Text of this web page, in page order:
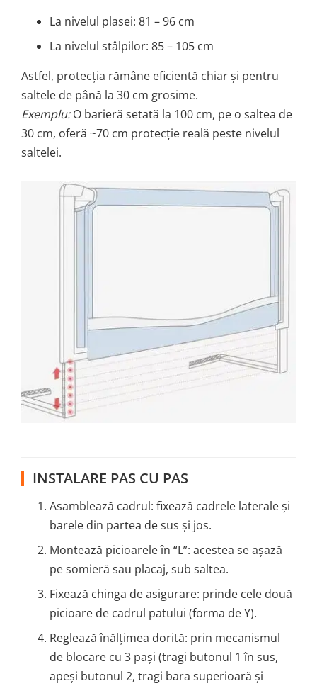
La nivelul plasei: 81 – 96 cm
La nivelul stâlpilor: 85 – 105 cm
Astfel, protecția rămâne eficientă chiar și pentru
saltele de până la 30 cm grosime.
Exemplu:O barieră setată la 100 cm, pe o saltea de
30 cm, oferă ~70 cm protecție reală peste nivelul
saltelei.
INSTALARE PAS CU PAS
Asamblează cadrul: fixează cadrele laterale și
barele din partea de sus și jos.
Montează picioarele în “L”: acestea se așază
pe somieră sau placaj, sub saltea.
Fixează chinga de asigurare: prinde cele două
picioare de cadrul patului (forma de Y).
Reglează înălțimea dorită: prin mecanismul
de blocare cu 3 pași (tragi butonul 1 în sus,
apeși butonul 2, tragi bara superioară și